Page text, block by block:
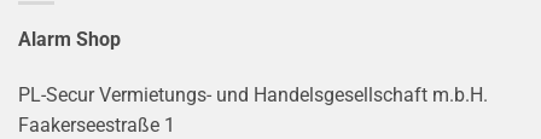
Alarm Shop
PL-Secur Vermietungs- und Handelsgesellschaft m.b.H.
Faakerseestraße 1